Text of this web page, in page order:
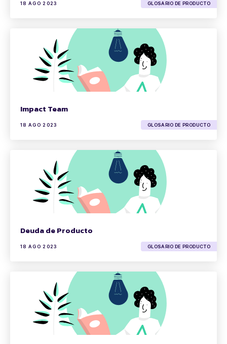
18 AGO 2023 GLOSARIO DE PRODUCTO
Impact Team
18 AGO 2023 GLOSARIO DE PRODUCTO
Deuda de Producto
18 AGO 2023 GLOSARIO DE PRODUCTO